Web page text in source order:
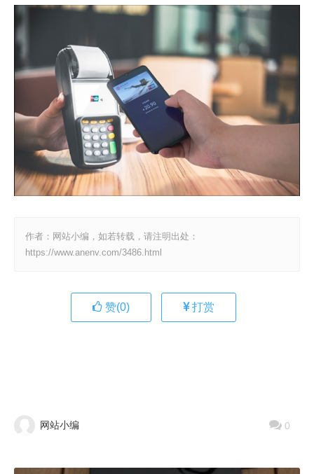
作者：网站小编，如若转载，请注明出处：
https://www.anenv.com/3486.html
赞(0) 打赏
网站小编 0